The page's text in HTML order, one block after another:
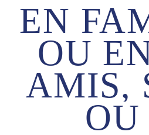
EN
OU
AMIS,
OU